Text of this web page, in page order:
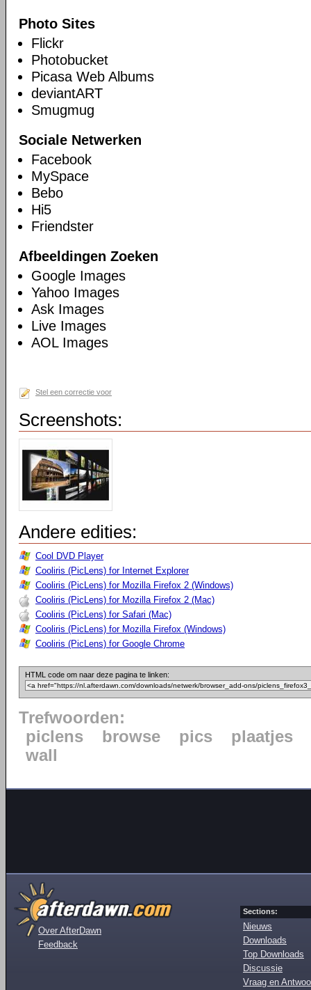
Photo Sites
Flickr
Photobucket
Picasa Web Albums
deviantART
Smugmug
Sociale Netwerken
Facebook
MySpace
Bebo
Hi5
Friendster
Afbeeldingen Zoeken
Google Images
Yahoo Images
Ask Images
Live Images
AOL Images
Stel een correctie voor
Screenshots:
Andere edities:
Cool DVD Player
Cooliris (PicLens) for Internet Explorer
Cooliris (PicLens) for Mozilla Firefox 2 (Windows)
Cooliris (PicLens) for Mozilla Firefox 2 (Mac)
Cooliris (PicLens) for Safari (Mac)
Cooliris (PicLens) for Mozilla Firefox (Windows)
Cooliris (PicLens) for Google Chrome
HTML code om naar deze pagina te linken:
Trefwoorden:
piclens
browse pics
plaatjes
wall
Over AfterDawn
Feedback
Sections:
Nieuws
Downloads
Top Downloads
Discussie
Vraag en